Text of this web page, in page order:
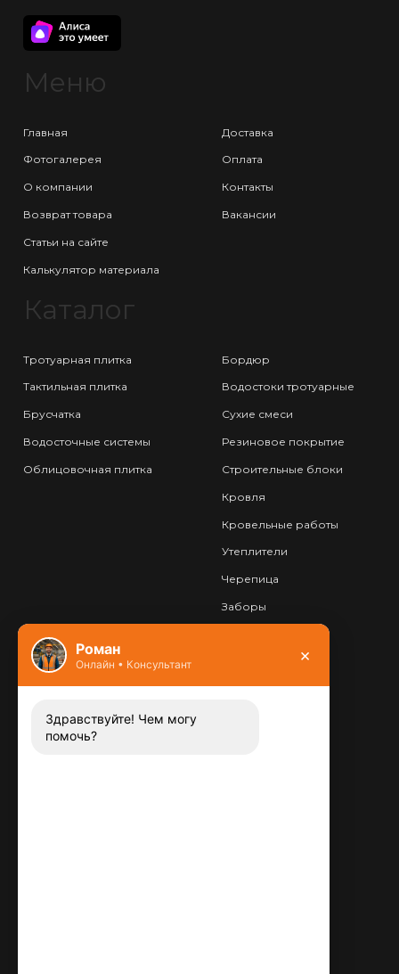
Меню
Главная
Фотогалерея
О компании
Возврат товара
Статьи на сайте
Калькулятор материала
Доставка
Оплата
Контакты
Вакансии
Каталог
Тротуарная плитка
Тактильная плитка
Брусчатка
Водосточные системы
Облицовочная плитка
Бордюр
Водостоки тротуарные
Сухие смеси
Резиновое покрытие
Строительные блоки
Кровля
Кровельные работы
Утеплители
Черепица
Заборы
Контакты
Заказать звонок
Роман
Онлайн • Консультант ×
Здравствуйте! Чем могу
помочь?